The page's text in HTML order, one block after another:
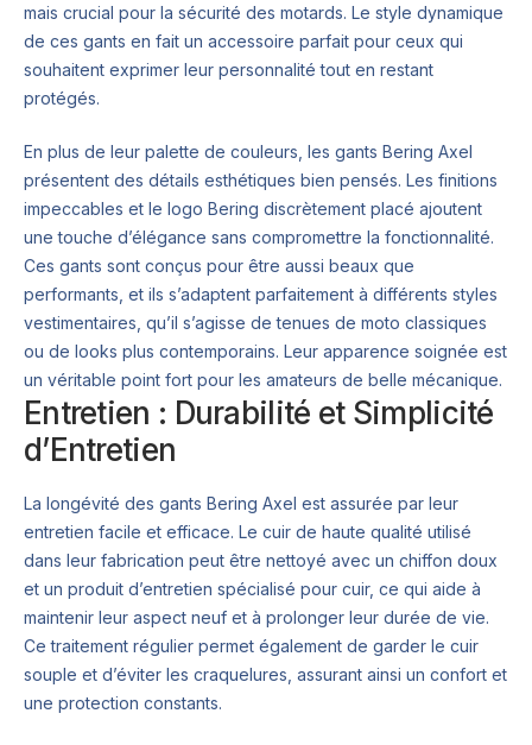
mais crucial pour la sécurité des motards. Le style dynamique
de ces gants en fait un accessoire parfait pour ceux qui
souhaitent exprimer leur personnalité tout en restant
protégés.
En plus de leur palette de couleurs, les gants Bering Axel
présentent des détails esthétiques bien pensés. Les finitions
impeccables et le logo Bering discrètement placé ajoutent
une touche d’élégance sans compromettre la fonctionnalité.
Ces gants sont conçus pour être aussi beaux que
performants, et ils s’adaptent parfaitement à différents styles
vestimentaires, qu’il s’agisse de tenues de moto classiques
ou de looks plus contemporains. Leur apparence soignée est
un véritable point fort pour les amateurs de belle mécanique.
Entretien : Durabilité et Simplicité
d’Entretien
La longévité des gants Bering Axel est assurée par leur
entretien facile et efficace. Le cuir de haute qualité utilisé
dans leur fabrication peut être nettoyé avec un chiffon doux
et un produit d’entretien spécialisé pour cuir, ce qui aide à
maintenir leur aspect neuf et à prolonger leur durée de vie.
Ce traitement régulier permet également de garder le cuir
souple et d’éviter les craquelures, assurant ainsi un confort et
une protection constants.